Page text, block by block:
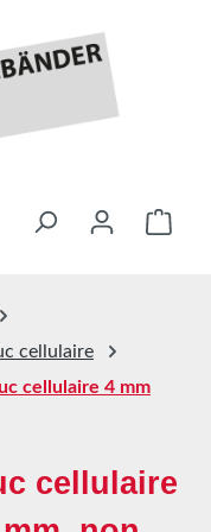
Le
cellulaire
cellulaire 4 mm
cellulaire